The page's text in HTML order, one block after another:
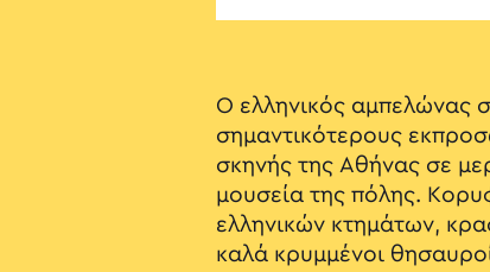
Ο ελληνικός αμπελώνας
σημαντικότερους
σκηνής της Αθήνας σε
μουσεία της πόλης.
ελληνικών κτημάτων,
καλά κρυμμένοι